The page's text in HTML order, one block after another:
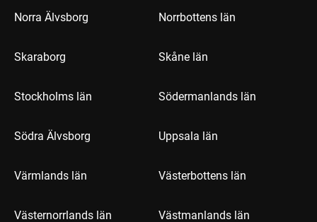
Norra Älvsborg Norrbottens län
Skaraborg Skåne län
Stockholms län Södermanlands län
Södra Älvsborg Uppsala län
Värmlands län Västerbottens län
Västernorrlands län Västmanlands län